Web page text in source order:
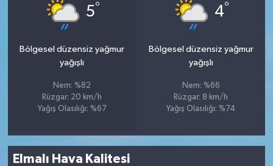
5°
Bölgesel düzensiz yağmur
yağışlı
Nem: %82
Rüzgar: 20 km/h
Yağış Olasılığı: %67
4°
Bölgesel düzensiz yağmur
yağışlı
Nem: %66
Rüzgar: 8 km/h
Yağış Olasılığı: %74
Elmalı Hava Kalitesi